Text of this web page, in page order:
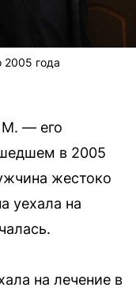
2005 года
М. — его
в 2005
жестоко
уехала на
на лечение в